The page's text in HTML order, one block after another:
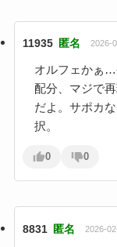
11935 匿名 2026-
オルフェかぁ…
配分、マジで
だよ。サポカ
択。
0 0
8831 匿名 2026-